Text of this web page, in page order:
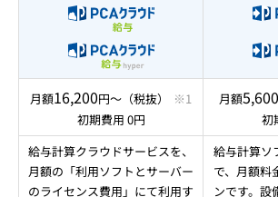
月額16,200円～（税抜）
※1
初期費用 0円
月額5,600
初
給与計算クラウドサービスを、
月額の「利用ソフトとサーバー
のライセンス費用」にて利用す
給与計算ソ
で、月額料
ンです。設